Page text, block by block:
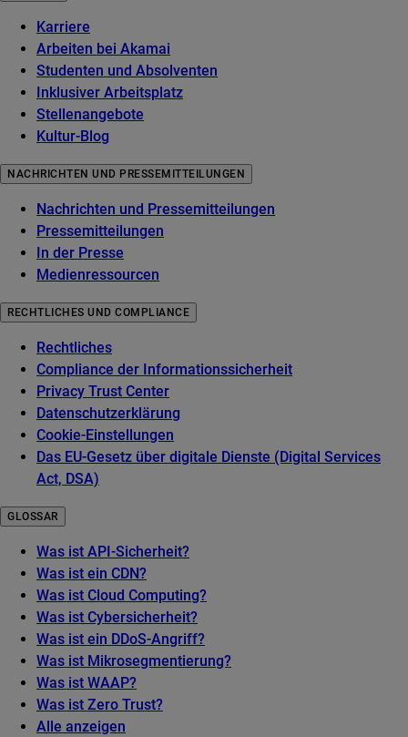
Karriere
Arbeiten bei Akamai
Studenten und Absolventen
Inklusiver Arbeitsplatz
Stellenangebote
Kultur-Blog
NACHRICHTEN UND PRESSEMITTEILUNGEN
Nachrichten und Pressemitteilungen
Pressemitteilungen
In der Presse
Medienressourcen
RECHTLICHES UND COMPLIANCE
Rechtliches
Compliance der Informationssicherheit
Privacy Trust Center
Datenschutzerklärung
Cookie-Einstellungen
Das EU-Gesetz über digitale Dienste (Digital Services
Act, DSA)
GLOSSAR
Was ist API-Sicherheit?
Was ist ein CDN?
Was ist Cloud Computing?
Was ist Cybersicherheit?
Was ist ein DDoS-Angriff?
Was ist Mikrosegmentierung?
Was ist WAAP?
Was ist Zero Trust?
Alle anzeigen